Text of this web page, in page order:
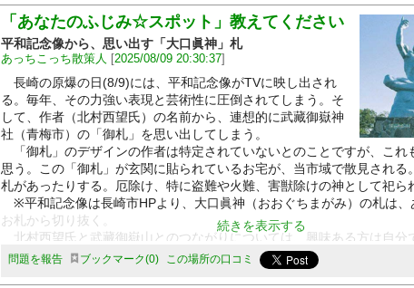
「あなたのふじみ☆スポット」教えてください
平和記念像から、思い出す「大口眞神」札
あっちこっち散策人 [2025/08/09 20:30:37]
長崎の原爆の日(8/9)には、平和記念像がTVに映し出され
る。毎年、その力強い表現と芸術性に圧倒されてしまう。そ
して、作者（北村西望氏）の名前から、連想的に武藏御嶽神
社（青梅市）の「御札」を思い出してしまう。
「御札」のデザインの作者は特定されていないとのことですが、これ
思う。この「御札」が玄関に貼られているお宅が、当市域で散見される
札があったりする。厄除け、特に盗難や火難、害獣除けの神として祀ら
※平和記念像は長崎市HPより、大口眞神（おおぐちまがみ）の札は、
お札から切り抜く。
北村西望氏と武藏御嶽山とのつながりについては、興味ある方は自分
続きを表示する
問題を報告 ブックマーク 0 この場所の口コミ